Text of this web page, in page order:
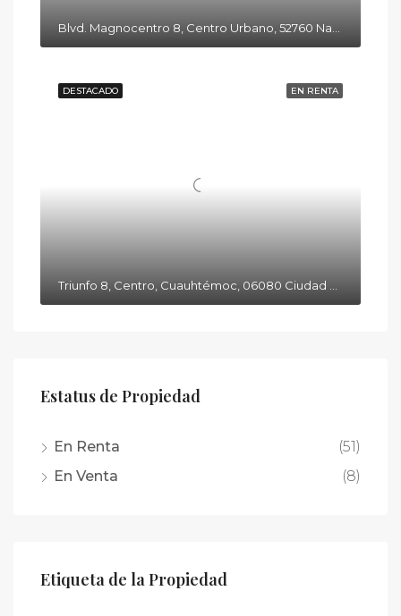
EN RENTA
DESTACADO
Estatus de Propiedad
En Renta
(51)
En Venta
(8)
Etiqueta de la Propiedad